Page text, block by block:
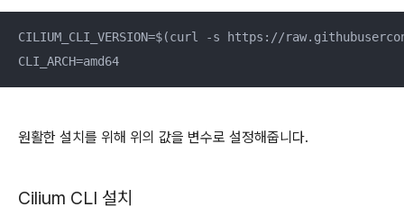
CILIUM_CLI_VERSION=$(curl -s https://
CLI_ARCH=amd64
원활한 설치를 위해 위의 값을 변수로 설정해줍니다.
Cilium CLI 설치